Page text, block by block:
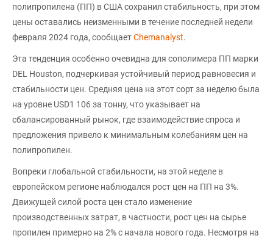
полипропилена (ПП) в США сохранил стабильность, при этом
цены оставались неизменными в течение последней недели
февраля 2024 года, сообщаетChemanalyst.
Эта тенденция особенно очевидна для сополимера ПП марки
DEL Houston, подчеркивая устойчивый период равновесия и
стабильности цен. Средняя цена на этот сорт за неделю была
на уровне USD1 106 за тонну, что указывает на
сбалансированный рынок, где взаимодействие спроса и
предложения привело к минимальным колебаниям цен на
полипропилен.
Вопреки глобальной стабильности, на этой неделе в
европейском регионе наблюдался рост цен на ПП на 3%.
Движущей силой роста цен стало изменение
производственных затрат, в частности, рост цен на сырье
пропилен примерно на 2% с начала нового года. Несмотря на